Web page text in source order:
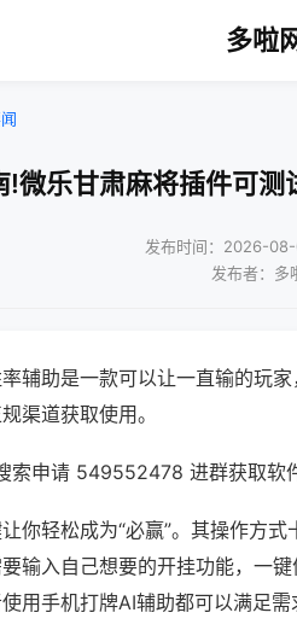
多啦
!微乐甘肃麻将插件可测
发布时间：2026-
发布者：多
辅助是一款可以让一直输的玩
渠道获取使用。
索申请 549552478 进群获取软
你轻松成为“必赢”。其操作方
输入自己想要的开挂功能，一
用手机打牌AI辅助都可以满足需